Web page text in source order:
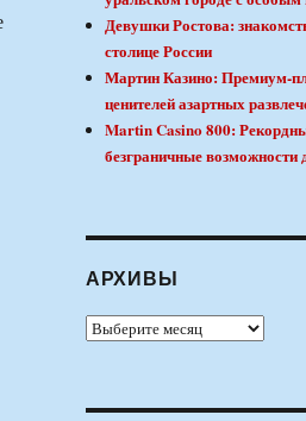
Девушки Ростова:
столице России
Мартин Казино: Премиум-
ценителей азартных
Martin Casino 800:
безграничные
АРХИВЫ
Архивы